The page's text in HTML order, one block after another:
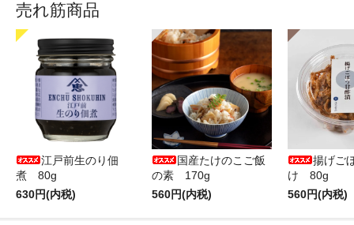
売れ筋商品
江戸前生のり佃
煮 80g
630円(内税)
国産たけのこご飯
の素 170g
560円(内税)
揚げご
け 80g
560円(内税)